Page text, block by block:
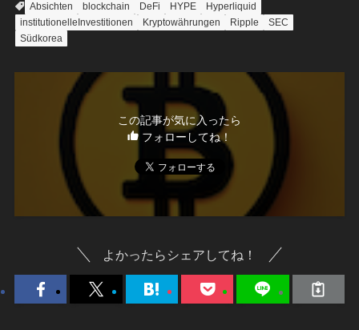
Absichten
blockchain DeFi HYPE
Hyperliquid
institutionelleInvestitionen
Kryptowährungen Ripple
SEC
Südkorea
この記事が気に入ったら
フォローしてね！
よかったらシェアしてね！